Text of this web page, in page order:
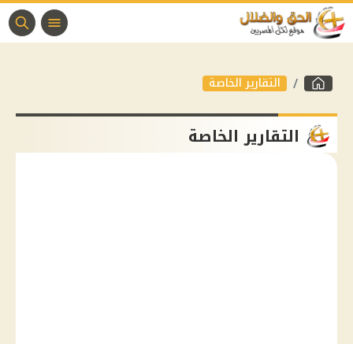
التقارير الخاصة
التقارير الخاصة